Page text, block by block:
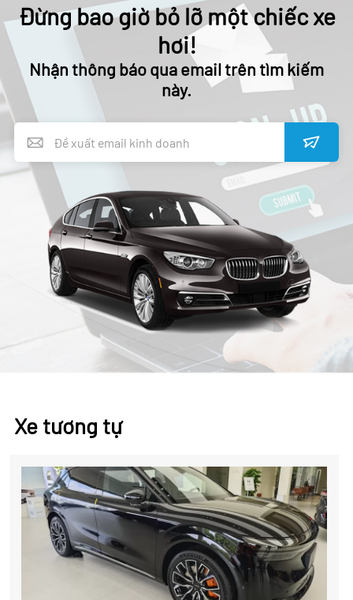
Đừng bao giờ bỏ lỡ một chiếc xe
hơi!
Nhận thông báo qua email trên tìm kiếm
này.
Xe tương tự